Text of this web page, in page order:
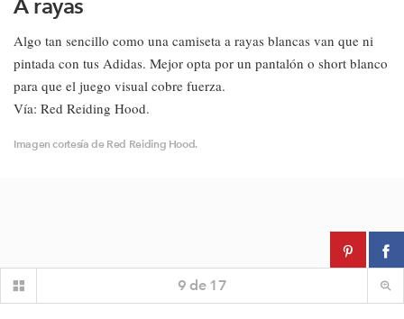
A rayas
Algo tan sencillo como una camiseta a rayas blancas van que ni
pintada con tus Adidas. Mejor opta por un pantalón o short blanco
para que el juego visual cobre fuerza.
Vía: Red Reiding Hood.
Imagen cortesía de Red Reiding Hood.
9 de 17